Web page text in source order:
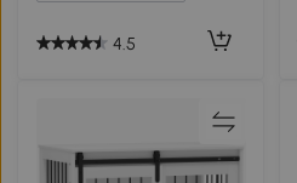
4.5